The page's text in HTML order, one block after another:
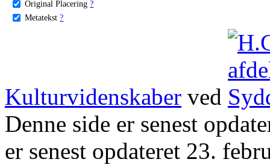
Original Placering ?
Metatekst ?
Kulturvidenskaber ved
Denne side er senest
er senest opdateret 23.